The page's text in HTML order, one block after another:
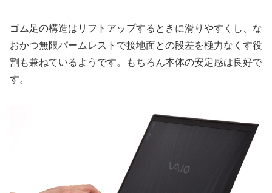
ゴム足の構造はリフトアップするときに滑りやすくし、な
おかつ無限パームレストで接地面との段差を極力なくす役
割も兼ねているようです。もちろん本体の安定感は良好で
す。